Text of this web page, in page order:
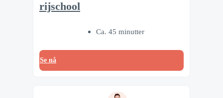
rijschool
Ca. 45 minutter
Se nå